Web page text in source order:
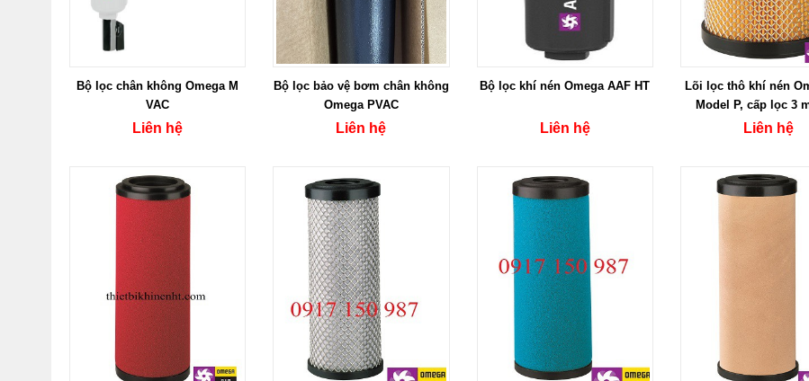
Bộ lọc chân không Omega M
VAC
Liên hệ
Bộ lọc bảo vệ bơm chân không
Omega PVAC
Liên hệ
Bộ lọc khí nén Omega AAF HT
Liên hệ
Lõi lọc thô khí nén
Model P, cấp lọc 3
Liên hệ